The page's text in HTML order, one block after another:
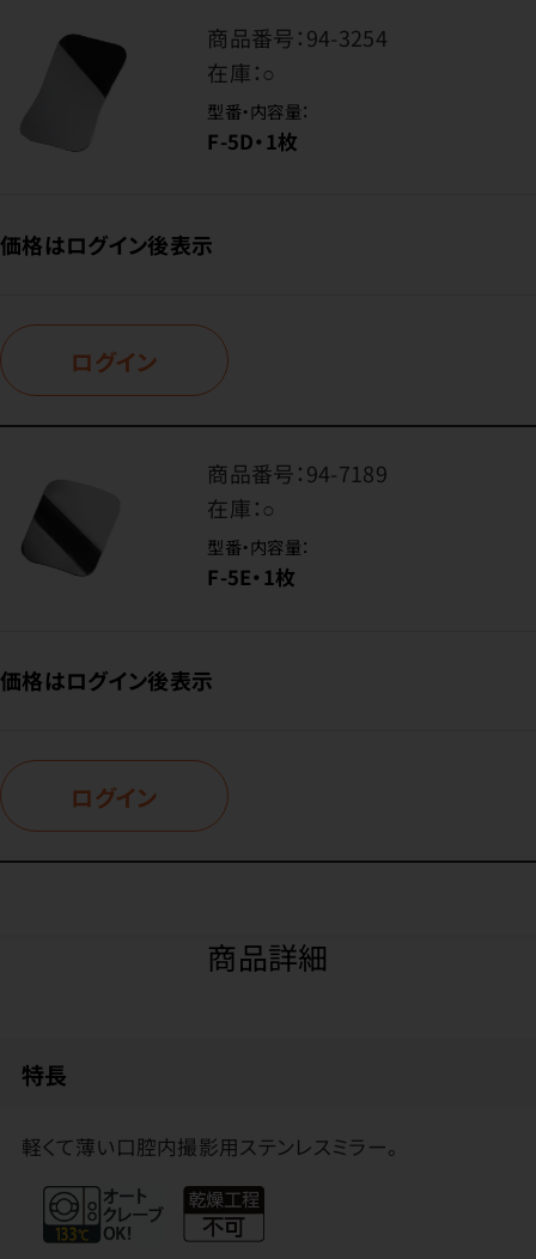
商品番号：94-3254
在庫：○
型番・内容量：
F-5D・1枚
価格はログイン後表示
ログイン
商品番号：94-7189
在庫：○
型番・内容量：
F-5E・1枚
価格はログイン後表示
ログイン
商品詳細
特長
軽くて薄い口腔内撮影用ステンレスミラー。